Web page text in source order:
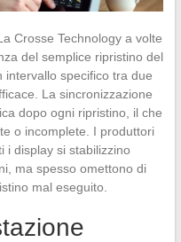
Crosse Technology a volte
del semplice ripristino del
intervallo specifico tra due
La sincronizzazione
dopo ogni ripristino, il che
o incomplete. I produttori
i display si stabilizzino
ma spesso omettono di
mal eseguito.